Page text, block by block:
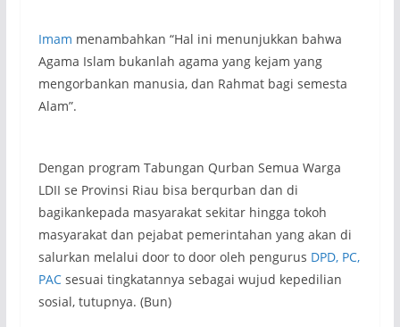
Imam menambahkan “Hal ini menunjukkan bahwa
Agama Islam bukanlah agama yang kejam yang
mengorbankan manusia, dan Rahmat bagi semesta
Alam”.
Dengan program Tabungan Qurban Semua Warga
LDII se Provinsi Riau bisa berqurban dan di
bagikankepada masyarakat sekitar hingga tokoh
masyarakat dan pejabat pemerintahan yang akan di
salurkan melalui door to door oleh pengurus DPD, PC,
PACsesuai tingkatannya sebagai wujud kepedilian
sosial, tutupnya. (Bun)